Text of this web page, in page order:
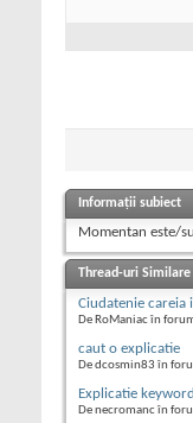
Informații subiect
Momentan este/
Thread-uri Similare
Ciudatenie careia
De RoManiac în
caut o explicatie
De dcosmin83 în
Explicatie
De necromanc în